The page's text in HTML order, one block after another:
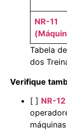
NR-11
Tabela
dos
Verifique
[ ] NR-